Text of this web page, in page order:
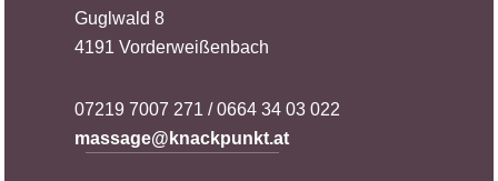
Guglwald 8
4191 Vorderweißenbach
07219 7007 271 / 0664 34 03 022
massage@knackpunkt.at